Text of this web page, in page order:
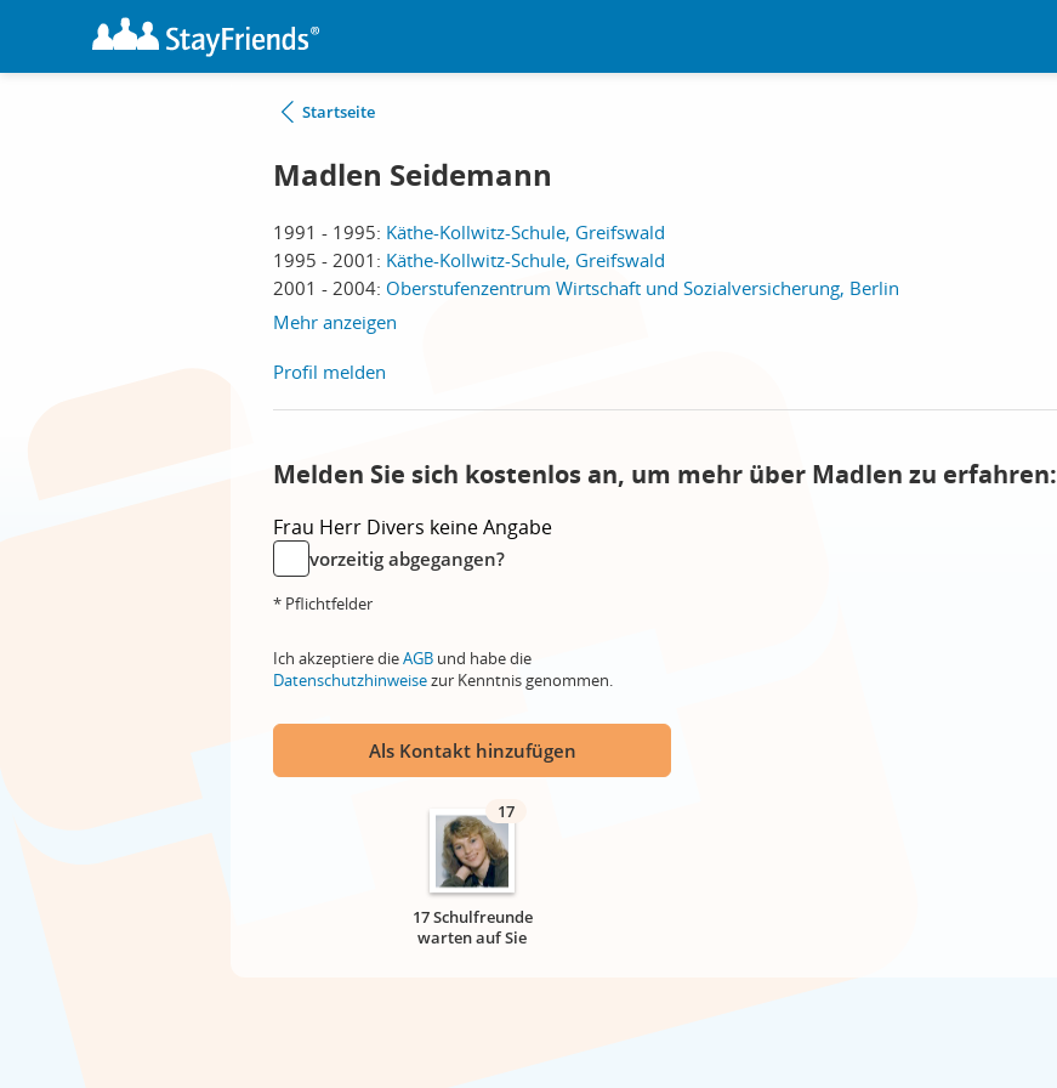
Startseite
Madlen Seidemann
1991 - 1995: Käthe-Kollwitz-Schule, Greifswald
1995 - 2001: Käthe-Kollwitz-Schule, Greifswald
2001 - 2004: Oberstufenzentrum Wirtschaft und Sozialversicherung, Berlin
Mehr anzeigen
Profil melden
Melden Sie sich kostenlos an, um mehr über Madlen zu erfahren:
Frau Herr Divers keine Angabe
vorzeitig abgegangen?
* Pflichtfelder
Ich akzeptiere dieAGB und habe die
Datenschutzhinweisezur Kenntnis genommen.
Als Kontakt hinzufügen
17
17 Schulfreunde
warten auf Sie